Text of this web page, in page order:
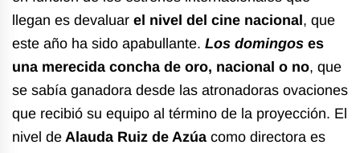
llegan es devaluar el nivel del cine nacional , que
este año ha sido apabullante. Los domingos es
una merecida concha de oro, nacional o no, que
se sabía ganadora desde las atronadoras ovaciones
que recibió su equipo al término de la proyección. El
nivel de Alauda Ruiz de Azúacomo directora es